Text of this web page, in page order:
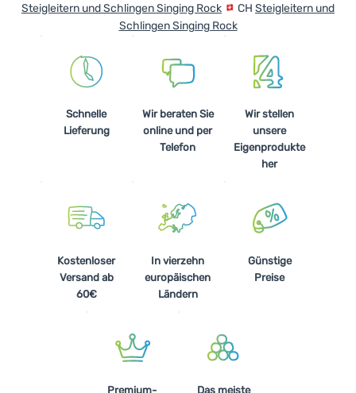
Steigleitern und Schlingen Singing Rock
CH Steigleitern und
Schlingen Singing Rock
Schnelle
Lieferung
Wir beraten Sie
online und per
Telefon
Wir stellen
unsere
Eigenprodukte
her
Kostenloser
Versand ab
60€
In vierzehn
europäischen
Ländern
Günstige
Preise
Premium-
Das meiste